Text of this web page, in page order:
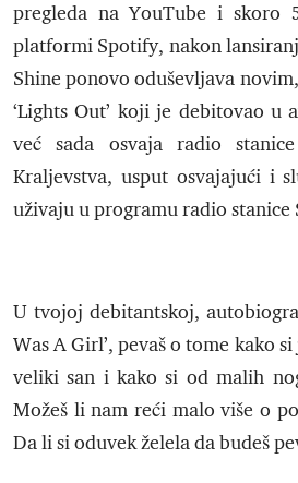
pregleda na YouTube i skoro
platformi Spotify, nakon
Shine ponovo oduševljava
‘Lights Out’ koji je debitovao u
već sada osvaja radio
Kraljevstva, usput osvajajući i
uživaju u programu radio stanice
U tvojoj debitantskoj,
Was A Girl’, pevaš o tome kako
veliki san i kako si od malih
Možeš li nam reći malo više o
Da li si oduvek želela da budeš